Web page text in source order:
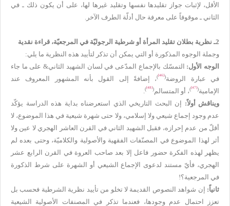
الأقل، لإثبات جواز تقليدها نفسها وتقليد غيرها لها، على أن يكون ذلك ـ في
الثاني ـ موقوفاً على معرفة حال أدلّة الطرف الآخر.
2ـ نظرية بطلان تقليد المرأة أو شرطية الرجوليّة في المرجعيّة، قراءة نقدية
وجملة الوجوه المذكورة أو التي يمكن أن تذكر لتأييد هذه النظرية ما يلي:
الوجه الأول: التمسّك بالإجماع المدّعى في لسان الشهيد الثاني& على ما جاء
في عبارة الروضة(
[46]
)، إضافةً إلى القول بأنه المشهور المعروف عند
الإمامية(
[47]
)، أو المتسالم(
[48]
)
ويناقش أولاً: إن البحث التاريخي الذي استعرضناه بداية هذه الدراسة يؤكّد
عدم وجود إجماع شيعي ولا إسلامي، ولا حتى شهرة شيعية في هذا الموضوع، لا
أقلّ من عدم إحرازه، فقبل الشهيد الثاني في القرن العاشر الهجري لا عين ولا
أثر لهذا الموضوع في المصنّفات الفقهية والأصولية والكلاميّة، وحتى بعده لم
يظهر لهذه الفكرة حضور فاعل إلا بعد صاحب العروة في القرن الرابع عشر
الهجري، فأيّ مستند لدعوى الإجماع الشيعي أو الشهرة على شرط الذكورة
في المرجعية؟!
ثانياً: إن شواهد النصوص القديمة لا تخلو من تأييد نظرية الشرطية فحسب بل
تعزز احتمال عدم وجودها، فعندما تذكر في المصنفات الأصولية الشيعية